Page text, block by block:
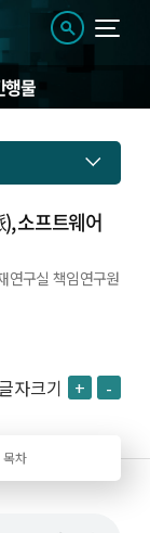
행물
소프트웨어
연구실 책임연구원
자크기 + -
목차